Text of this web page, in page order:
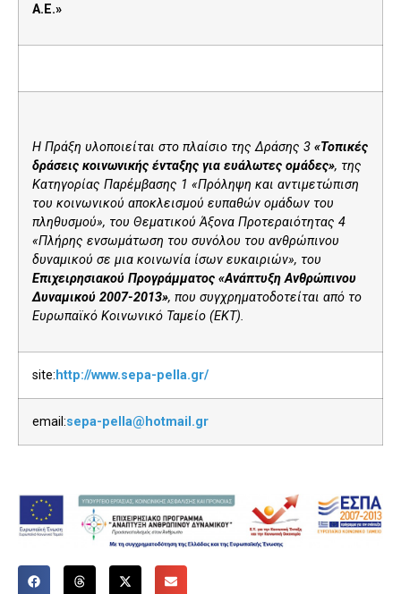
Α.Ε.»
Η Πράξη υλοποιείται στο πλαίσιο της Δράσης 3 «Τοπικές
δράσεις κοινωνικής ένταξης για ευάλωτες ομάδες», της
Κατηγορίας Παρέμβασης 1 «Πρόληψη και αντιμετώπιση
του κοινωνικού αποκλεισμού ευπαθών ομάδων του
πληθυσμού», του Θεματικού Άξονα Προτεραιότητας 4
«Πλήρης ενσωμάτωση του συνόλου του ανθρώπινου
δυναμικού σε μια κοινωνία ίσων ευκαιριών», του
Επιχειρησιακού Προγράμματος «Ανάπτυξη Ανθρώπινου
Δυναμικού 2007-2013», που συγχρηματοδοτείται από το
Ευρωπαϊκό Κοινωνικό Ταμείο (ΕΚΤ).
site: http://www.sepa-pella.gr/
email:sepa-pella@hotmail.gr